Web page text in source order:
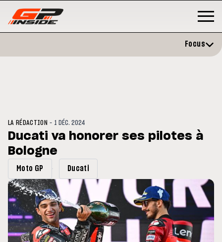
du GP de Grande-
Focus
LA RÉDACTION - 1 DÉC. 2024
Ducati va honorer ses pilotes à
Bologne
Moto GP Ducati